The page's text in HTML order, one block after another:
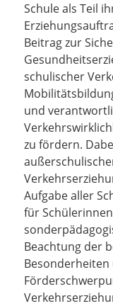
Schule als Teil
Beitrag zur
schulischer
und
zu fördern.
Aufgabe aller
für
Beachtung der